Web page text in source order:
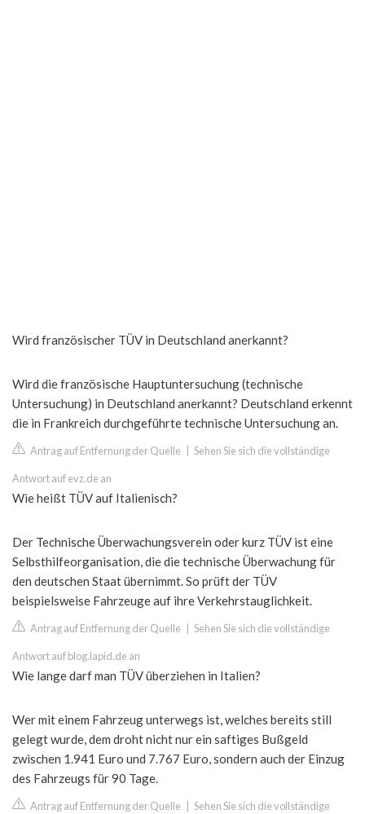
Wird französischer TÜV in Deutschland anerkannt?
Wird die französische Hauptuntersuchung (technische
Untersuchung) in Deutschland anerkannt? Deutschland erkennt
die in Frankreich durchgeführte technische Untersuchung an.
Antrag auf Entfernung der Quelle Sehen Sie sich die vollständige
Antwort auf evz.de an
Wie heißt TÜV auf Italienisch?
Der Technische Überwachungsverein oder kurz TÜV ist eine
Selbsthilfeorganisation, die die technische Überwachung für
den deutschen Staat übernimmt. So prüft der TÜV
beispielsweise Fahrzeuge auf ihre Verkehrstauglichkeit.
Antrag auf Entfernung der Quelle Sehen Sie sich die vollständige
Antwort auf blog.lapid.de an
Wie lange darf man TÜV überziehen in Italien?
Wer mit einem Fahrzeug unterwegs ist, welches bereits still
gelegt wurde, dem droht nicht nur ein saftiges Bußgeld
zwischen 1.941 Euro und 7.767 Euro, sondern auch der Einzug
des Fahrzeugs für 90 Tage.
Antrag auf Entfernung der Quelle Sehen Sie sich die vollständige